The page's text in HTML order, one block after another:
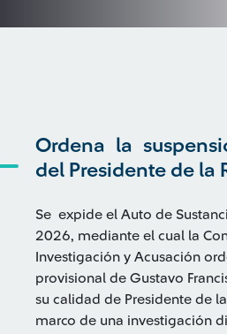
Ordena la
del Presidente de la
Se expide el Auto de
2026, mediante el cual la
Investigación y Acusación
provisional de Gustavo
su calidad de Presidente de
marco de una investigación